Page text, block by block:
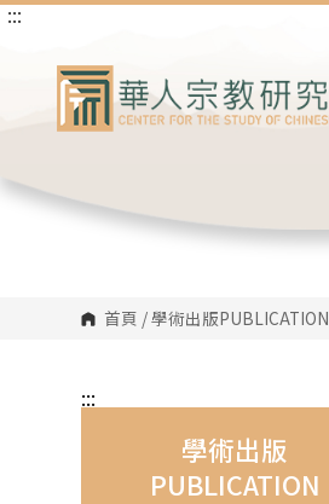
跳
:::
首頁 /學術出版PUBLICATION
:::
學術出版
PUBLICATION